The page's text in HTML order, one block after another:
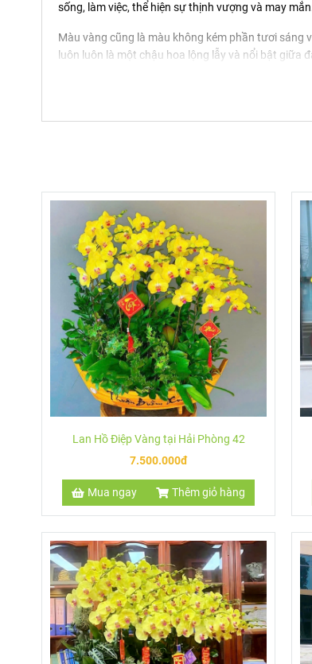
sống, làm việc, thể hiện sự thịnh vượng và may
Màu vàng cũng là màu không kém phần tươi sáng
luôn luôn là một chậu hoa lộng lẫy và nổi bật giữa
Không những vậy, màu vàng đã được giới quý tộc
sống. Căn phòng nếu được trang trí bằng một
mặt trời.
Chậu hồ điệp vàng mang theo nắng xuân trang
những ngày giá rét.
Màu vàng của cánh lan cũng mang lại không khí
của bạn.
Quý khách hàng Đặt mua Chậu Lan Hồ Điệp Vàng
Lan Hồ Điệp Vàng tại Hải Phòng 42
7.500.000đ
Mua ngay Thêm giỏ hàng